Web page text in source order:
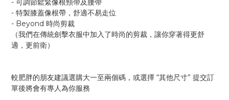
- 可調節鬆緊像根頸帶及腰帶
- 特製膝蓋像根帶，舒適不易走位
- Beyond 時尚剪裁
（我們在傳統劍擊衣服中加入了時尚的剪裁，讓你穿著得更舒
適，更前衛）
較肥胖的朋友建議選購大一至兩個碼，或選擇 “其他尺寸” 提交訂
單後將會有專人為你服務